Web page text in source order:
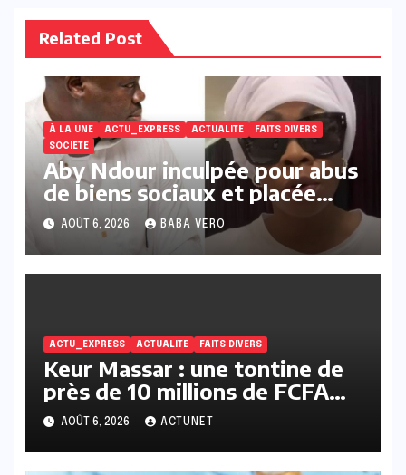
Related Post
À LA UNE ACTU_EXPRESS ACTUALITE
FAITS DIVERS
SOCIETE
Aby Ndour inculpée pour abus
de biens sociaux et placée
sous liberté provisoire
AOÛT 6, 2026 BABA VERO
ACTU_EXPRESS ACTUALITE FAITS DIVERS
Keur Massar : une tontine de
près de 10 millions de FCFA
vire au scandale, la
responsable en prison
AOÛT 6, 2026 ACTUNET